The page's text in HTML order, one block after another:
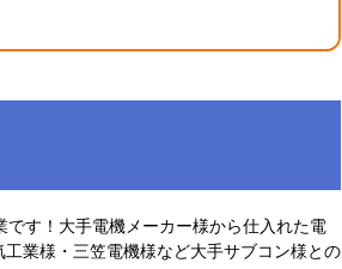
す！大手電機メーカー様から仕入れた電
業様・三笠電機様など大手サブコン様との